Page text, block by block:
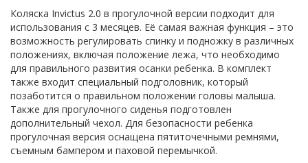
Коляска Invictus 2.0 в прогулочной версии подходит для
использования с 3 месяцев. Её самая важная функция – это
возможность регулировать спинку и подножку в различных
положениях, включая положение лежа, что необходимо
для правильного развития осанки ребенка. В комплект
также входит специальный подголовник, который
позаботится о правильном положении головы малыша.
Также для прогулочного сиденья подготовлен
дополнительный чехол. Для безопасности ребенка
прогулочная версия оснащена пятиточечными ремнями,
съемным бампером и паховой перемычкой.